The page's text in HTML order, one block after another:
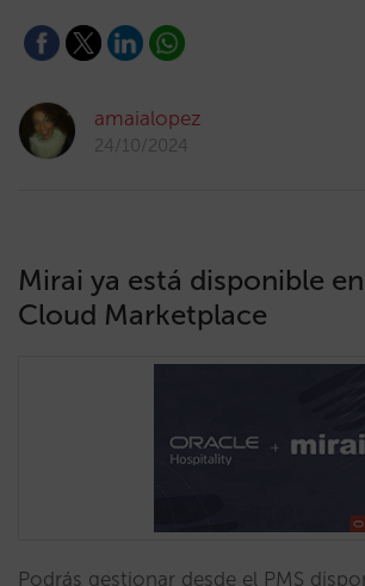
amaialopez
24/10/2024
Mirai ya está disponible
Cloud Marketplace
Podrás gestionar desde el PMS